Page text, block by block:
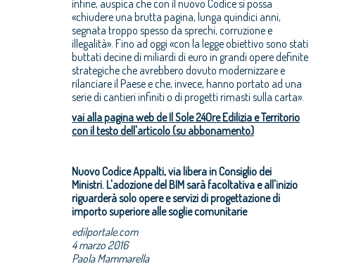
infine, auspica che con il nuovo Codice si possa
«chiudere una brutta pagina, lunga quindici anni,
segnata troppo spesso da sprechi, corruzione e
illegalità». Fino ad oggi «con la legge obiettivo sono stati
buttati decine di miliardi di euro in grandi opere definite
strategiche che avrebbero dovuto modernizzare e
rilanciare il Paese e che, invece, hanno portato ad una
serie di cantieri infiniti o di progetti rimasti sulla carta».
vai alla pagina web de Il Sole 24Ore Edilizia e Territorio
con il testo dell'articolo (su abbonamento)
Nuovo Codice Appalti, via libera in Consiglio dei
Ministri. L'adozione del BIM sarà facoltativa e all'inizio
riguarderà solo opere e servizi di progettazione di
importo superiore alle soglie comunitarie
edilportale.com
4 marzo 2016
Paola Mammarella